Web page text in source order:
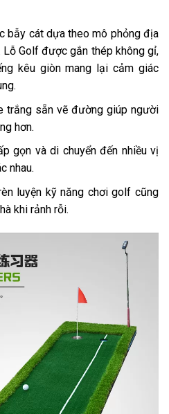
bẫy cát dựa theo mô phỏng địa
Golf được gắn thép không gỉ,
kêu giòn mang lại cảm giác
trắng sẵn vẽ đường giúp người
hơn.
gọn và di chuyển đến nhiều vị
nhau.
luyện kỹ năng chơi golf cũng
khi rảnh rỗi.